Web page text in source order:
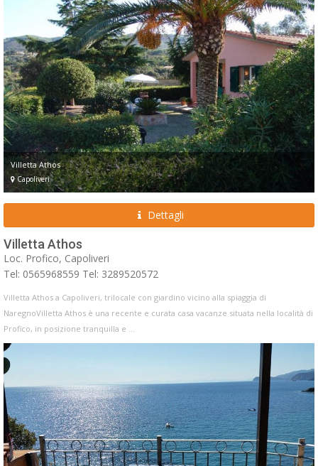
Villetta Athos
Capoliveri
Dettagli
Villetta Athos
Loc. Profico, Capoliveri
Tel: 0565968559 Tel: 3289520572
Villetta Athos a Capoliveri, trilocale con giardino vicino alla spiaggia di
NaregnoVilletta Athos è una recente e curata casa vacanze situata nella località di
Profico, in posizione tranquilla e ...